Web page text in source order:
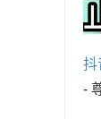
抖
-